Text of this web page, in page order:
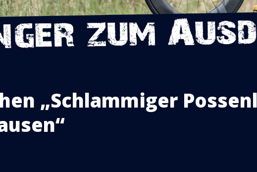
„Schlammiger